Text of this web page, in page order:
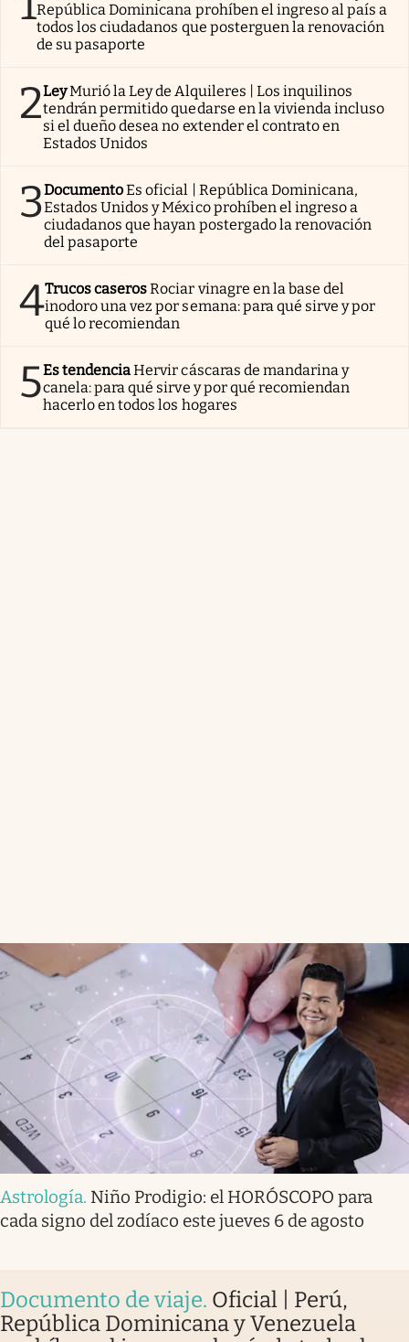
República Dominicana prohíben el ingreso al país a
todos los ciudadanos que posterguen la renovación
de su pasaporte
2LeyMurió la Ley de Alquileres | Los inquilinos
tendrán permitido quedarse en la vivienda incluso
si el dueño desea no extender el contrato en
Estados Unidos
3DocumentoEs oficial | República Dominicana,
Estados Unidos y México prohíben el ingreso a
ciudadanos que hayan postergado la renovación
del pasaporte
4Trucos caserosRociar vinagre en la base del
inodoro una vez por semana: para qué sirve y por
qué lo recomiendan
5Es tendenciaHervir cáscaras de mandarina y
canela: para qué sirve y por qué recomiendan
hacerlo en todos los hogares
Astrología. Niño Prodigio: el HORÓSCOPO para
cada signo del zodíaco este jueves 6 de agosto
Documento de viaje. Oficial | Perú,
República Dominicana y Venezuela